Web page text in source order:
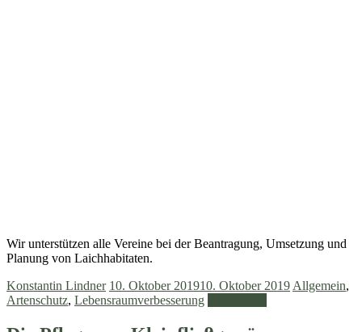
Wir unterstützen alle Vereine bei der Beantragung, Umsetzung und
Planung von Laichhabitaten.
Konstantin Lindner 10. Oktober 201910. Oktober 2019Allgemein,
Artenschutz, Lebensraumverbesserung